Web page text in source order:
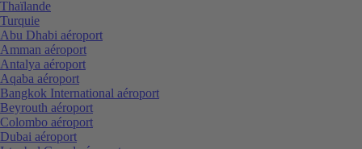
Thaïlande
Turquie
Abu Dhabi aéroport
Amman aéroport
Antalya aéroport
Aqaba aéroport
Bangkok International aéroport
Beyrouth aéroport
Colombo aéroport
Dubai aéroport